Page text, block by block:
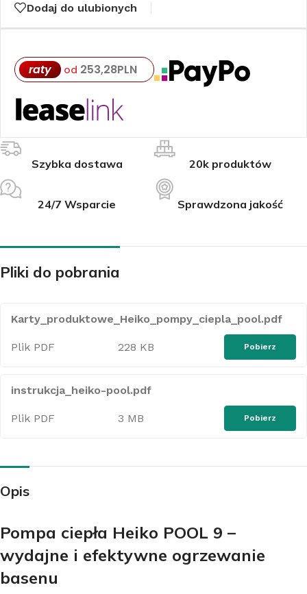
Dodaj do ulubionych
raty od 253,28PLN
Szybka dostawa 20k produktów
24/7 Wsparcie Sprawdzona jakość
Pliki do pobrania
Karty_produktowe_Heiko_pompy_ciepla_pool.pdf
Plik PDF 228 KB Pobierz
instrukcja_heiko-pool.pdf
Plik PDF 3 MB Pobierz
Opis
Pompa ciepła Heiko POOL 9 –
wydajne i efektywne ogrzewanie
basenu